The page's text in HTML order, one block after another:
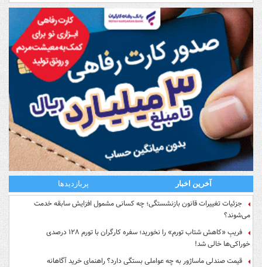
آخرین اخبار پربازدیدها
جزئیات تغییرات قانون بازنشستگی؛ چه کسانی مشمول افزایش سابقه خدمت
می‌شوند؟
فریبِ «کاهش شتاب تورم» را نخورید؛ سفره کارگران با تورم ۱۲۸ درصدی
خوراکی‌ها خالی شد!
قیمت صندلی ماساژور به چه عواملی بستگی دارد؟ راهنمای خرید آگاهانه